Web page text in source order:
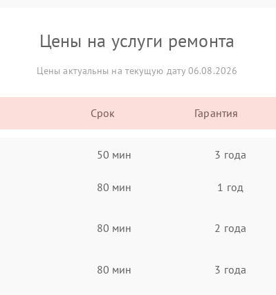
Цены на услуги ремонта
Цены актуальны на текущую дату 06.08.2026
Срок Гарантия
50 мин 3 года
80 мин 1 год
80 мин 2 года
80 мин 3 года